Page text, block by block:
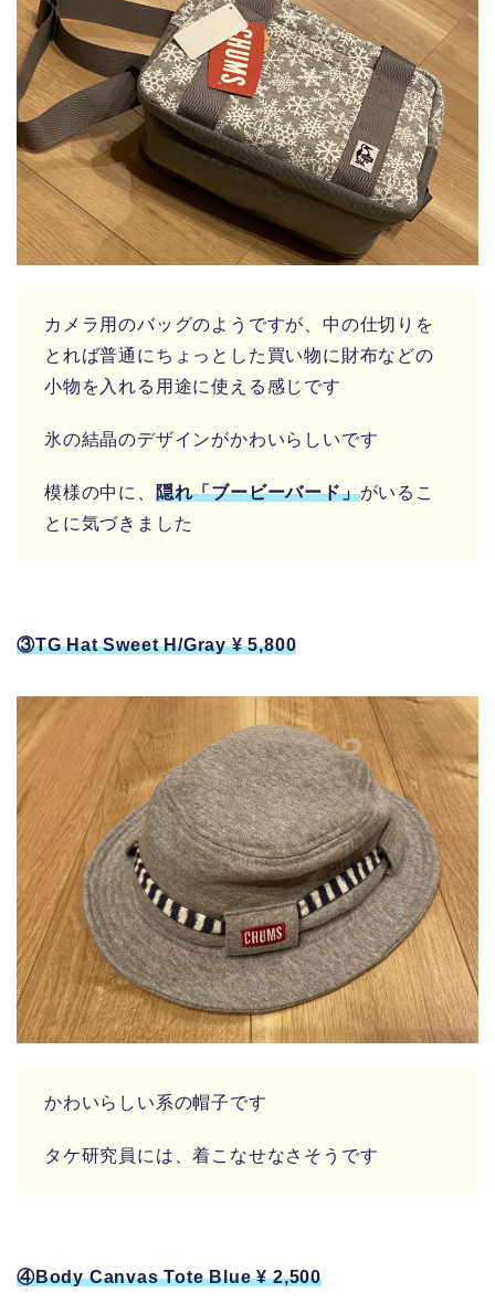
カメラ用のバッグのようですが、中の仕切りを
とれば普通にちょっとした買い物に財布などの
小物を入れる用途に使える感じです
氷の結晶のデザインがかわいらしいです
模様の中に、 隠れ「ブービーバード」がいるこ
とに気づきました
③TG Hat Sweet H/Gray ¥ 5,800
かわいらしい系の帽子です
タケ研究員には、着こなせなさそうです
④Body Canvas Tote Blue ¥ 2,500